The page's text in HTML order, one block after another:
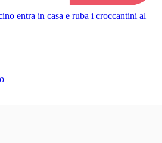
entra in casa e ruba i croccantini al